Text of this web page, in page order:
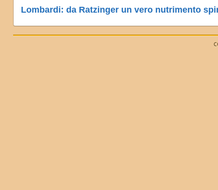
Lombardi: da Ratzinger un vero nutrimento